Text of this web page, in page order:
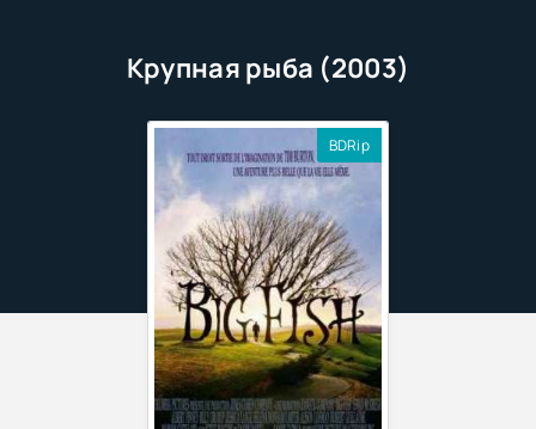
Крупная рыба (2003)
BDRip